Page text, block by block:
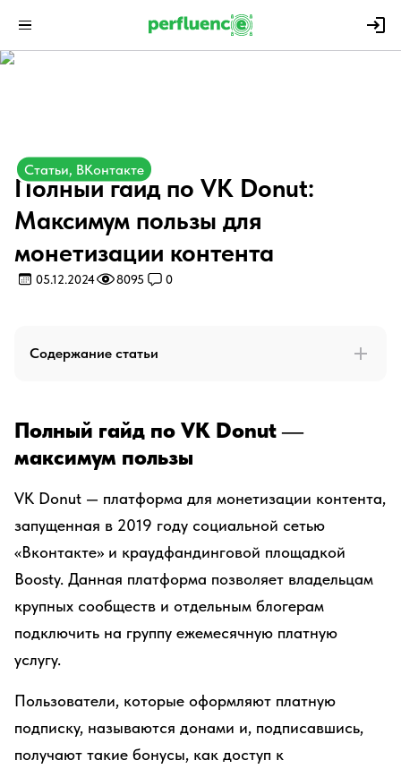
Статьи, ВКонтакте
Полный гайд по VK Donut:
Максимум пользы для
монетизации контента
05.12.2024 8095 0
Содержание статьи
Полный гайд по VK Donut —
максимум пользы
VK Donut — платформа для монетизации контента,
запущенная в 2019 году социальной сетью
«Вконтакте» и краудфандинговой площадкой
Boosty. Данная платформа позволяет владельцам
крупных сообществ и отдельным блогерам
подключить на группу ежемесячную платную
услугу.
Пользователи, которые оформляют платную
подписку, называются донами и, подписавшись,
получают такие бонусы, как доступ к